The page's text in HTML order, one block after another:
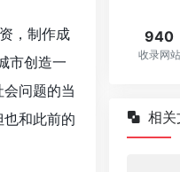
，制作成
市创造一
问题的当
和此前的
940
收录网站
相关